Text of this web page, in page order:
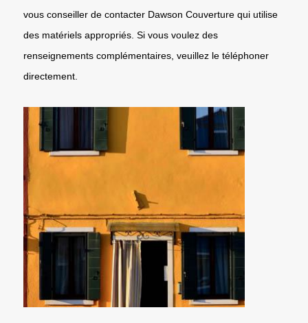
vous conseiller de contacter Dawson Couverture qui utilise
des matériels appropriés. Si vous voulez des
renseignements complémentaires, veuillez le téléphoner
directement.